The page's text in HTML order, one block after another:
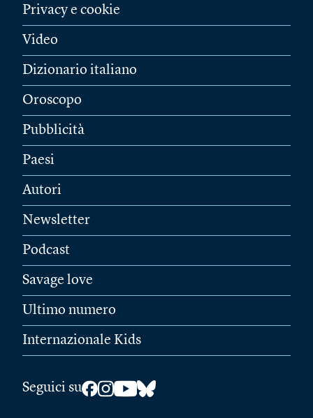
Privacy e cookie
Video
Dizionario italiano
Oroscopo
Pubblicità
Paesi
Autori
Newsletter
Podcast
Savage love
Ultimo numero
Internazionale Kids
Seguici su